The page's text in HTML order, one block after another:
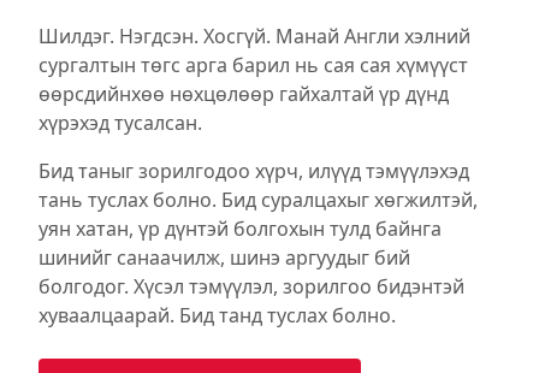
Шилдэг. Нэгдсэн. Хосгүй. Манай Англи хэлний
сургалтын төгс арга барил нь сая сая хүмүүст
өөрсдийнхөө нөхцөлөөр гайхалтай үр дүнд
хүрэхэд тусалсан.
Бид таныг зорилгодоо хүрч, илүүд тэмүүлэхэд
тань туслах болно. Бид суралцахыг хөгжилтэй,
уян хатан, үр дүнтэй болгохын тулд байнга
шинийг санаачилж, шинэ аргуудыг бий
болгодог. Хүсэл тэмүүлэл, зорилгоо бидэнтэй
хуваалцаарай. Бид танд туслах болно.